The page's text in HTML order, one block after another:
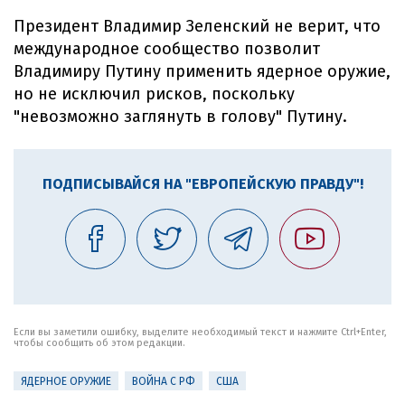
Президент Владимир Зеленский не верит, что
международное сообщество позволит
Владимиру Путину применить ядерное оружие,
но не исключил рисков, поскольку
"невозможно заглянуть в голову" Путину.
ПОДПИСЫВАЙСЯ НА "ЕВРОПЕЙСКУЮ ПРАВДУ"!
Если вы заметили ошибку, выделите необходимый текст и нажмите Ctrl+Enter,
чтобы сообщить об этом редакции.
ЯДЕРНОЕ ОРУЖИЕ ВОЙНА С РФ США